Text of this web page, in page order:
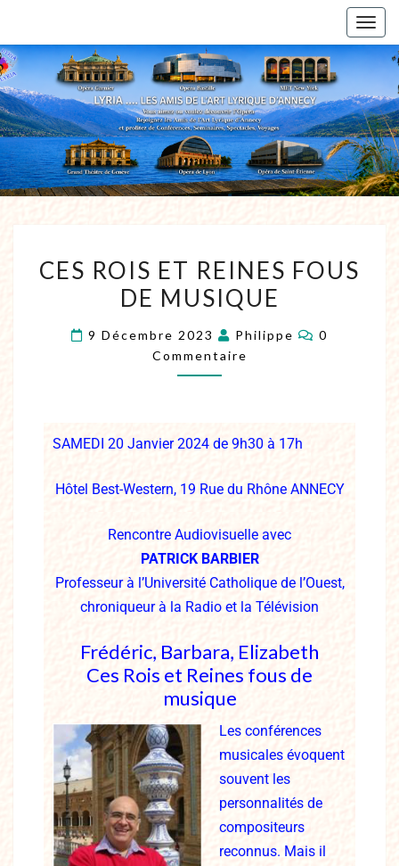
CES ROIS ET REINES FOUS
DE MUSIQUE
9 Décembre 2023 Philippe
0
Commentaire
SAMEDI 20 Janvier 2024 de 9h30 à 17h
Hôtel Best-Western, 19 Rue du Rhône ANNECY
Rencontre Audiovisuelle avec
PATRICK BARBIER
Professeur à l’Université Catholique de l’Ouest,
chroniqueur à la Radio et la Télévision
Frédéric, Barbara, Elizabeth
Ces Rois et Reines fous de
musique
Les conférences
musicales évoquent
souvent les
personnalités de
compositeurs
reconnus. Mais il